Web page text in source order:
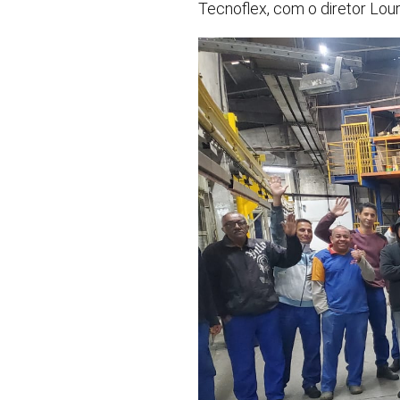
Tecnoflex, com o diretor